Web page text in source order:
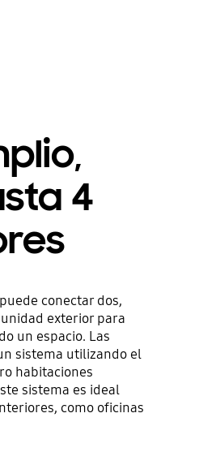
4
conectar dos,
exterior para
un espacio. Las
sistema utilizando el
habitaciones
sistema es ideal
como oficinas